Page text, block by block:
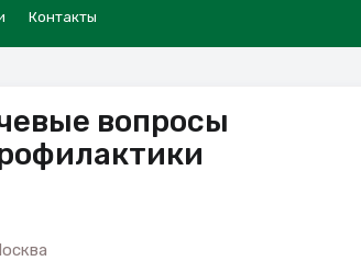
Контакты
вопросы